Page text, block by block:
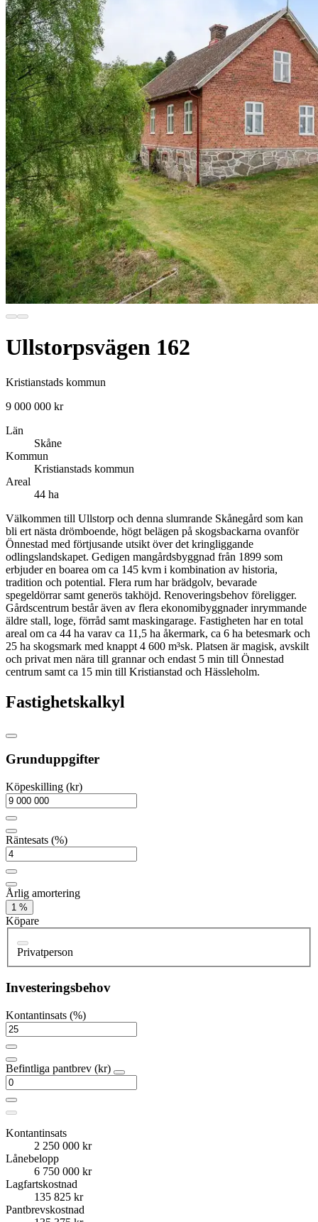
Ullstorpsvägen 162
Kristianstads kommun
9 000 000 kr
Län
Skåne
Kommun
Kristianstads kommun
Areal
44 ha
Välkommen till Ullstorp och denna slumrande Skånegård som kan
bli ert nästa drömboende, högt belägen på skogsbackarna ovanför
Önnestad med förtjusande utsikt över det kringliggande
odlingslandskapet. Gedigen mangårdsbyggnad från 1899 som
erbjuder en boarea om ca 145 kvm i kombination av historia,
tradition och potential. Flera rum har brädgolv, bevarade
spegeldörrar samt generös takhöjd. Renoveringsbehov föreligger.
Gårdscentrum består även av flera ekonomibyggnader inrymmande
äldre stall, loge, förråd samt maskingarage. Fastigheten har en total
areal om ca 44 ha varav ca 11,5 ha åkermark, ca 6 ha betesmark och
25 ha skogsmark med knappt 4 600 m³sk. Platsen är magisk, avskilt
och privat men nära till grannar och endast 5 min till Önnestad
centrum samt ca 15 min till Kristianstad och Hässleholm.
Fastighetskalkyl
Grunduppgifter
Köpeskilling (kr)
Räntesats (%)
Årlig amortering
1 %
Köpare
Privatperson
Investeringsbehov
Kontantinsats (%)
Befintliga pantbrev (kr)
Kontantinsats
2 250 000 kr
Lånebelopp
6 750 000 kr
Lagfartskostnad
135 825 kr
Pantbrevskostnad